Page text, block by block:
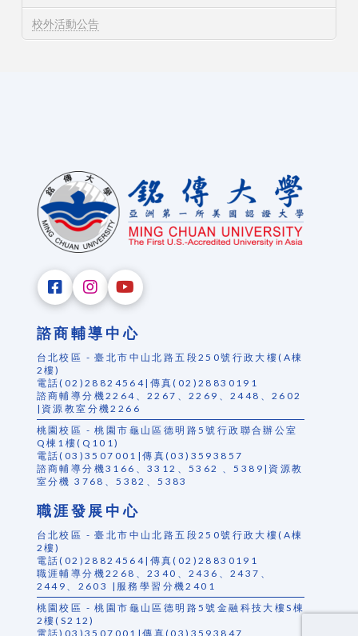
校外活動公告
諮商輔導中心
台北校區 - 臺北市中山北路五段250號行政大樓(A棟
2樓)
電話(02)28824564|傳真(02)28830191
諮商輔導分機2264、2267、2269、2448、2602
|資源教室分機2266
桃園校區 - 桃園市龜山區德明路5號行政聯合辦公室
Q棟1樓(Q101)
電話(03)3507001|傳真(03)3593857
諮商輔導分機3166、3312、5362 、5389|資源教
室分機 3768、5382、5383
職涯發展中心
台北校區 - 臺北市中山北路五段250號行政大樓(A棟
2樓)
電話(02)28824564|傳真(02)28830191
職涯輔導分機2268、2340、2436、2437、
2449、2603 |服務學習分機2401
桃園校區 - 桃園市龜山區德明路5號金融科技大樓S棟
2樓(S212)
電話)03)3507001|傳真(03)3593847